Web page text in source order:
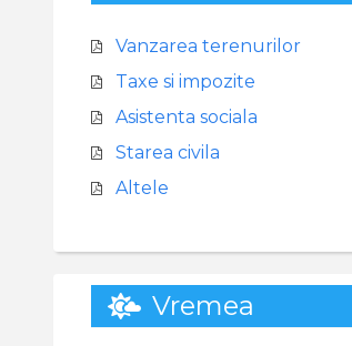
Vanzarea terenurilor
Taxe si impozite
Asistenta sociala
Starea civila
Altele
Vremea